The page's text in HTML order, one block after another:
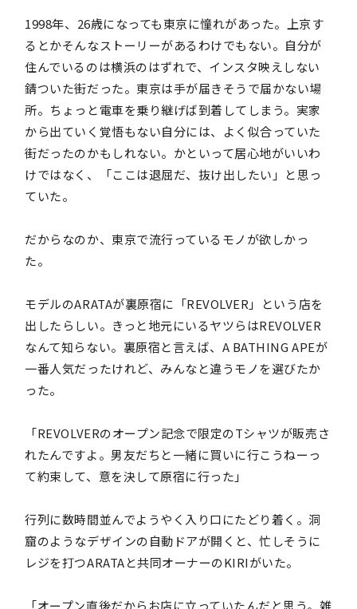
1998年、26歳になっても東京に憧れがあった。上京す
るとかそんなストーリーがあるわけでもない。自分が
住んでいるのは横浜のはずれで、インスタ映えしない
錆ついた街だった。東京は手が届きそうで届かない場
所。ちょっと電車を乗り継げば到着してしまう。実家
から出ていく覚悟もない自分には、よく似合っていた
街だったのかもしれない。かといって居心地がいいわ
けではなく、「ここは退屈だ、抜け出したい」と思っ
ていた。
だからなのか、東京で流行っているモノが欲しかっ
た。
モデルのARATAが裏原宿に「REVOLVER」という店を
出したらしい。きっと地元にいるヤツらはREVOLVER
なんて知らない。裏原宿と言えば、A BATHING APEが
一番人気だったけれど、みんなと違うモノを選びたか
った。
「REVOLVERのオープン記念で限定のTシャツが販売さ
れたんですよ。男友だちと一緒に買いに行こうねーっ
て約束して、意を決して原宿に行った」
行列に数時間並んでようやく入り口にたどり着く。洞
窟のようなデザインの自動ドアが開くと、忙しそうに
レジを打つARATAと共同オーナーのKIRIがいた。
「オープン直後だからお店に立っていたんだと思う。雑